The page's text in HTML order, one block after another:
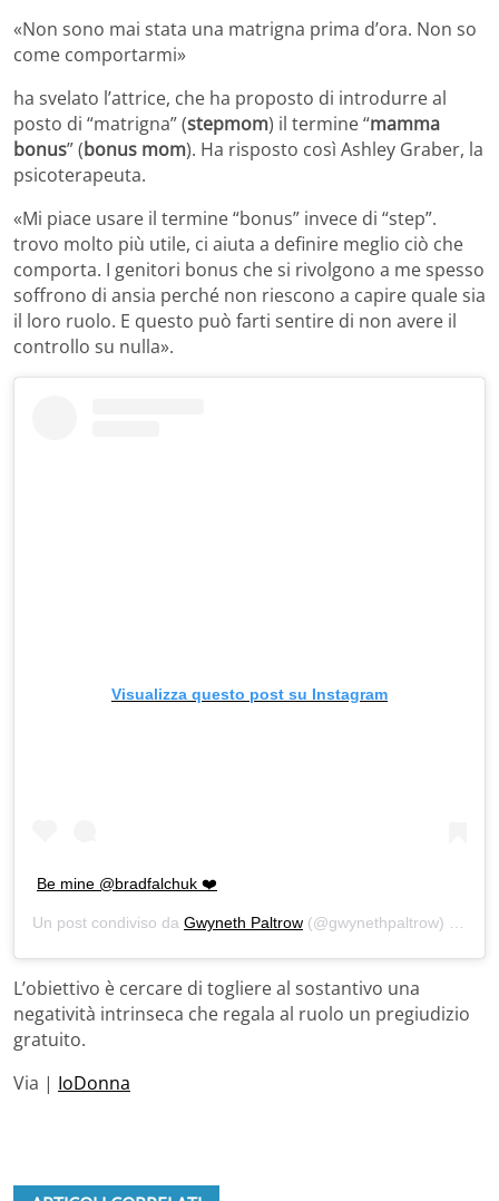
«Non sono mai stata una matrigna prima d’ora. Non so
come comportarmi»
ha svelato l’attrice, che ha proposto di introdurre al
posto di “matrigna” (stepmom) il termine “mamma
bonus” (bonus mom). Ha risposto così Ashley Graber, la
psicoterapeuta.
«Mi piace usare il termine “bonus” invece di “step”.
trovo molto più utile, ci aiuta a definire meglio ciò che
comporta. I genitori bonus che si rivolgono a me spesso
soffrono di ansia perché non riescono a capire quale sia
il loro ruolo. E questo può farti sentire di non avere il
controllo su nulla».
Visualizza questo post su Instagram
Be mine @bradfalchuk ❤️
Un post condiviso da Gwyneth Paltrow (@gwynethpaltrow) in data:
L’obiettivo è cercare di togliere al sostantivo una
negatività intrinseca che regala al ruolo un pregiudizio
gratuito.
Via | IoDonna